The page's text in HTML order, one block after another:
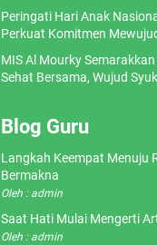
Peringati Hari Anak
Perkuat Komitmen
MIS Al Mourky
Sehat Bersama, Wujud
Blog Guru
Langkah Keempat Menuju
Bermakna
Oleh : admin
Saat Hati Mulai Mengerti
Oleh : admin